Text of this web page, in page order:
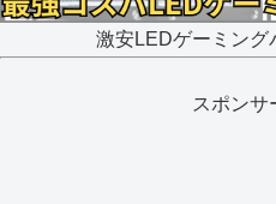
激安LEDゲーミング
スポンサ